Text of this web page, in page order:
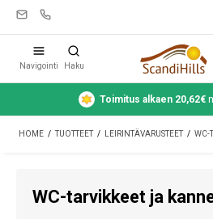
Leirintävarusteet
Teltat
Navigointi Haku
Toimitus alkaen 20,62€
HOME / TUOTTEET / LEIRINTÄVARUSTEET / WC-
WC-tarvikkeet ja